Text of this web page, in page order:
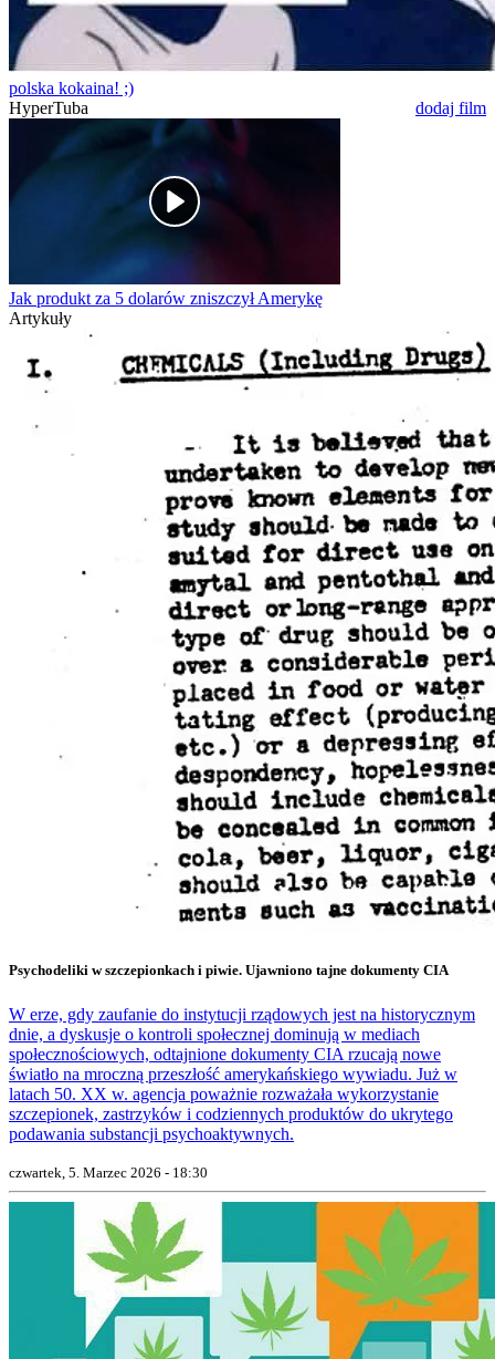
polska kokaina! ;)
HyperTuba
dodaj film
Jak produkt za 5 dolarów zniszczył Amerykę
Artykuły
Psychodeliki w szczepionkach i piwie. Ujawniono tajne dokumenty CIA
W erze, gdy zaufanie do instytucji rządowych jest na historycznym
dnie, a dyskusje o kontroli społecznej dominują w mediach
społecznościowych, odtajnione dokumenty CIA rzucają nowe
światło na mroczną przeszłość amerykańskiego wywiadu. Już w
latach 50. XX w. agencja poważnie rozważała wykorzystanie
szczepionek, zastrzyków i codziennych produktów do ukrytego
podawania substancji psychoaktywnych.
czwartek, 5. Marzec 2026 - 18:30